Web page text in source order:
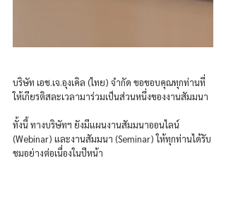
บริษัท เอช.เจ.อุงเคิล (ไทย) จำกัด ขอขอบคุณทุกท่านที่
ให้เกียรติสละเวลามาร่วมเป็นส่วนหนึ่งของงานสัมมนา
ทั้งนี้ ทางบริษัทฯ ยังมีแผนงานสัมมนาออนไลน์
(Webinar) และงานสัมมนา (Seminar) ให้ทุกท่านได้รับ
ชมอย่างต่อเนื่องในปีหน้า